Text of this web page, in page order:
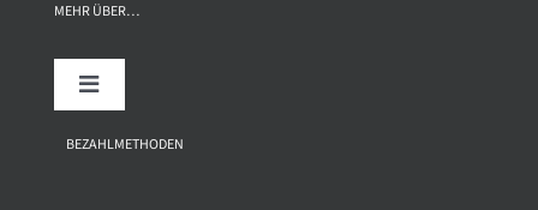
MEHR ÜBER…
Toggle
Über uns
BEZAHLMETHODEN